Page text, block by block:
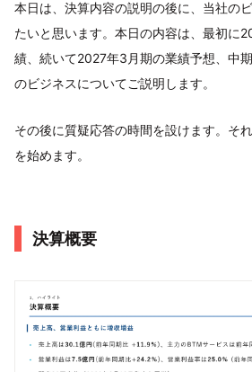
本日は、決算内容の説明の後に、当社の
たいと思います。本日の内容は、最初に
績、続いて2027年3月期の業績予想、中
のビジネスについてご説明します。
その後に質疑応答の時間を設けます。そ
を始めます。
決算概要